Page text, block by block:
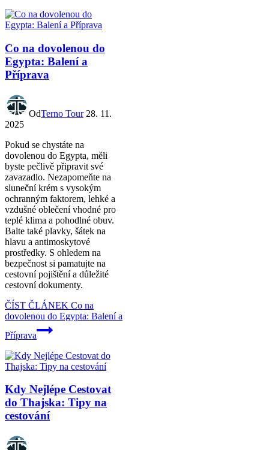
Co na dovolenou do
Egypta: Balení a
Příprava
OdTerno Tour 28. 11.
2025
Pokud se chystáte na
dovolenou do Egypta, měli
byste pečlivě připravit své
zavazadlo. Nezapomeňte na
sluneční krém s vysokým
ochranným faktorem, lehké a
vzdušné oblečení vhodné pro
teplé klima a pohodlné obuv.
Balte také plavky, šátek na
hlavu a antimoskytové
prostředky. S ohledem na
bezpečnost si pamatujte na
cestovní pojištění a důležité
cestovní dokumenty.
ČÍST ČLÁNEK Co na
dovolenou do Egypta: Balení a
Příprava
Kdy Nejlépe Cestovat
do Thajska: Tipy na
cestování